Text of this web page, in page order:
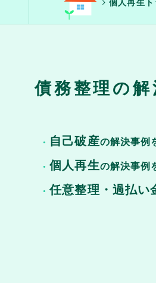
個人再生ト
債務整理の解
自己破産の解決事例
個人再生の解決事例
任意整理・過払い